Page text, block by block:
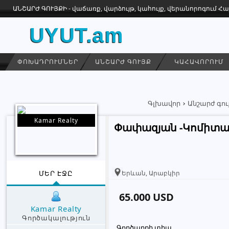
ԱՆՇԱՐԺ ԳՈՒՅՔԻ - վաճառք, վարձույթ, կահույք, վերանորոգում
UYUT.am
ՓՈԽԱԴՐՈՒՄՆԵՐ ԱՆՇԱՐԺ ԳՈՒՅՔ ԿԱՀԱՎՈՐՈՒՄ
Գլխավոր Անշարժ
Փափազյան -
Երևան, Արաբկիր
65.000 USD
Kamar Realty
ՄԵՐ ԷՋԸ
Kamar Realty
Գործակալություն